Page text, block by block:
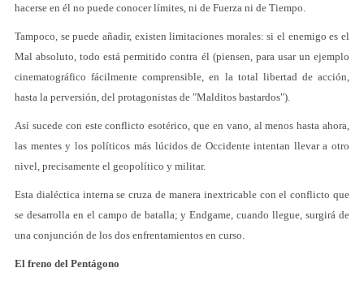
hacerse en él no puede conocer límites, ni de Fuerza ni de Tiempo.
Tampoco, se puede añadir, existen limitaciones morales: si el enemigo es el
Mal absoluto, todo está permitido contra él (piensen, para usar un ejemplo
cinematográfico fácilmente comprensible, en la total libertad de acción,
hasta la perversión, del protagonistas de "Malditos bastardos").
Así sucede con este conflicto esotérico, que en vano, al menos hasta ahora,
las mentes y los políticos más lúcidos de Occidente intentan llevar a otro
nivel, precisamente el geopolítico y militar.
Esta dialéctica interna se cruza de manera inextricable con el conflicto que
se desarrolla en el campo de batalla; y Endgame, cuando llegue, surgirá de
una conjunción de los dos enfrentamientos en curso.
El freno del Pentágono